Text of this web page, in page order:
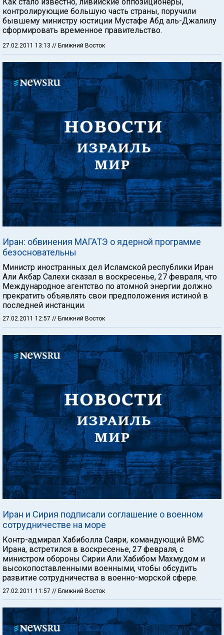
контролирующие большую часть страны, поручили
бывшему министру юстиции Мустафе Абд аль-Джалилу
сформировать временное правительство.
27.02.2011 13:13 // Ближний Восток
Иран: обвинения МАГАТЭ о ядерной программе
безосновательны
Министр иностранных дел Исламской республики Иран
Али Акбар Салехи сказал в воскресенье, 27 февраля, что
Международное агентство по атомной энергии должно
прекратить объявлять свои предположения истиной в
последней инстанции.
27.02.2011 12:57 // Ближний Восток
Иран и Сирия подписали соглашение о военном
сотрудничестве на море
Контр-адмирал Хабиболла Саяри, командующий ВМС
Ирана, встретился в воскресенье, 27 февраля, с
министром обороны Сирии Али Хабибом Махмудом и
высокопоставленными военными, чтобы обсудить
развитие сотрудничества в военно-морской сфере.
27.02.2011 11:57 // Ближний Восток